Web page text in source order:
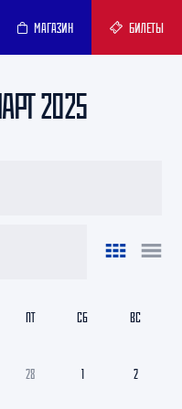
МАГАЗИН БИЛЕТЫ
2025
28 1 2
ПТ СБ ВС